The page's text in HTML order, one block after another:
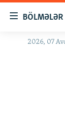
BÖLMƏLƏR
GÜNDƏM
Axtar
2026, 07